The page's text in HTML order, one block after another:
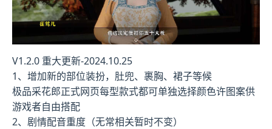
V1.2.0 重大更新-2024.10.25
1、增加新的部位装扮，肚兜、裹胸、裙子等候
极品采花郎正式网页每型款式都可单独选择颜色许图案供
游戏者自由搭配
2、剧情配音重度（无常相关暂时不变）